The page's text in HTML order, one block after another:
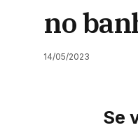
no
14/05/2023
Se